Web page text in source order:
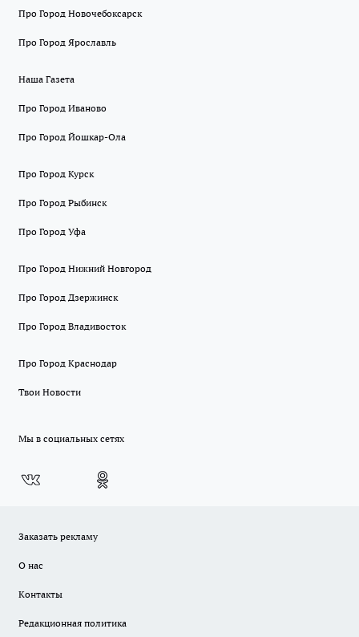
Про Город Новочебоксарск
Про Город Ярославль
Наша Газета
Про Город Иваново
Про Город Йошкар-Ола
Про Город Курск
Про Город Рыбинск
Про Город Уфа
Про Город Нижний Новгород
Про Город Дзержинск
Про Город Владивосток
Про Город Краснодар
Твои Новости
Мы в социальных сетях
Заказать рекламу
О нас
Контакты
Редакционная политика